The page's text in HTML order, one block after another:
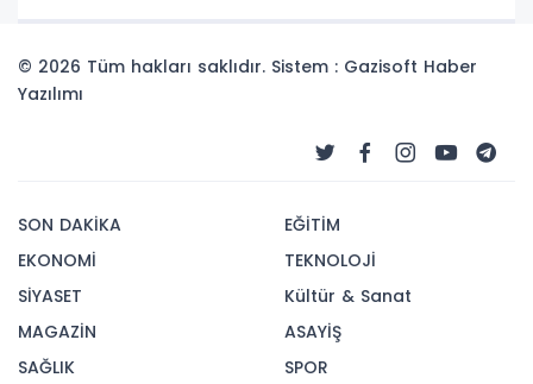
© 2026 Tüm hakları saklıdır. Sistem : Gazisoft Haber
Yazılımı
SON DAKİKA
EKONOMİ
SİYASET
MAGAZİN
SAĞLIK
EĞİTİM
TEKNOLOJİ
Kültür & Sanat
ASAYİŞ
SPOR